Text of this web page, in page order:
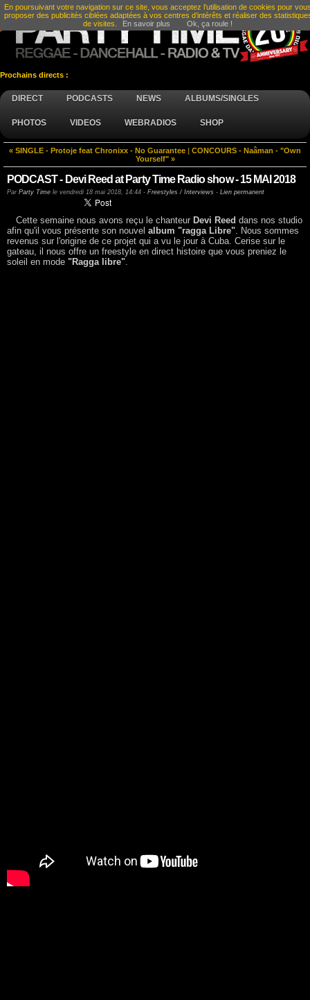
Prochains directs :
DIRECT PODCASTS NEWS ALBUMS/SINGLES
PHOTOS VIDEOS WEBRADIOS SHOP
« SINGLE - Protoje feat Chronixx - No Guarantee
CONCOURS - Naâman - "Own
Yourself" »
PODCAST - Devi Reed at Party Time Radio show - 15 MAI 2018
Par Party Time le vendredi 18 mai 2018, 14:44 - Freestyles / Interviews - Lien permanent
Cette semaine nous avons reçu le chanteur Devi Reed dans nos studio
afin qu'il vous présente son nouvel album "ragga Libre". Nous sommes
revenus sur l'origine de ce projet qui a vu le jour à Cuba. Cerise sur le
gateau, il nous offre un freestyle en direct histoire que vous preniez le
soleil en mode "Ragga libre".
En poursuivant votre navigation sur ce site, vous acceptez l’utilisation de cookies pour
proposer des publicités ciblées adaptées à vos centres d’intérêts et réaliser des
de visites.
En savoir plus Ok, ça roule !